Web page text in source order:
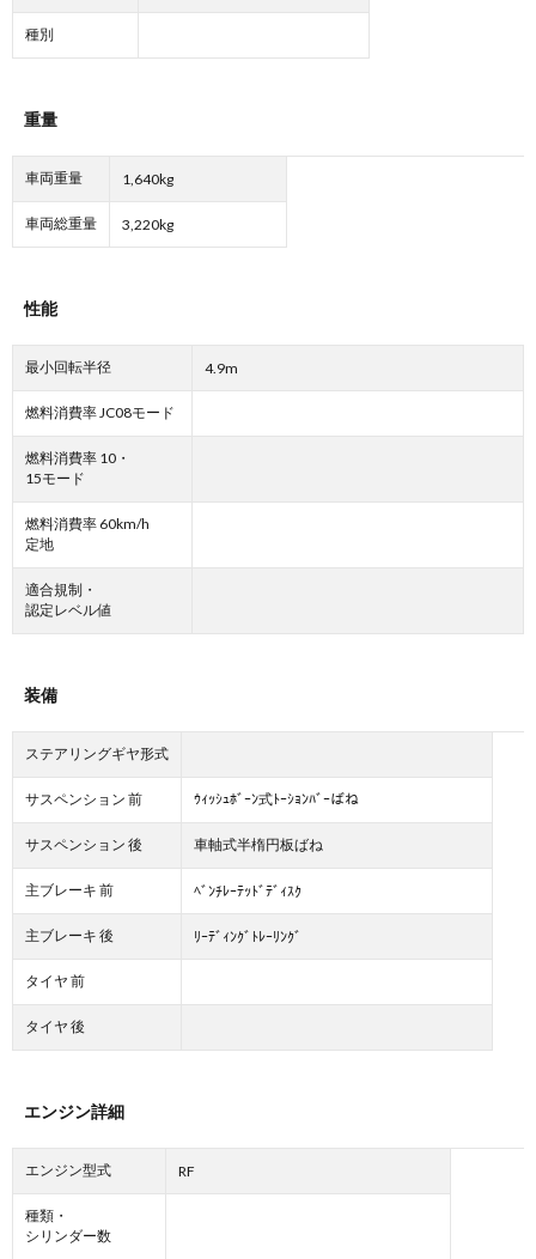
種別
重量
車両重量 1,640kg
車両総重量 3,220kg
性能
最小回転半径 4.9m
燃料消費率 JC08モード
燃料消費率 10・
15モード
燃料消費率 60km/h
定地
適合規制・
認定レベル値
装備
ステアリングギヤ形式
サスペンション 前 ｳｨｯｼｭﾎﾞｰﾝ式ﾄｰｼｮﾝﾊﾞｰばね
サスペンション 後 車軸式半楕円板ばね
主ブレーキ 前 ﾍﾞﾝﾁﾚｰﾃｯﾄﾞﾃﾞｨｽｸ
主ブレーキ 後 ﾘｰﾃﾞｨﾝｸﾞﾄﾚｰﾘﾝｸﾞ
タイヤ 前
タイヤ 後
エンジン詳細
エンジン型式 RF
種類・
シリンダー数